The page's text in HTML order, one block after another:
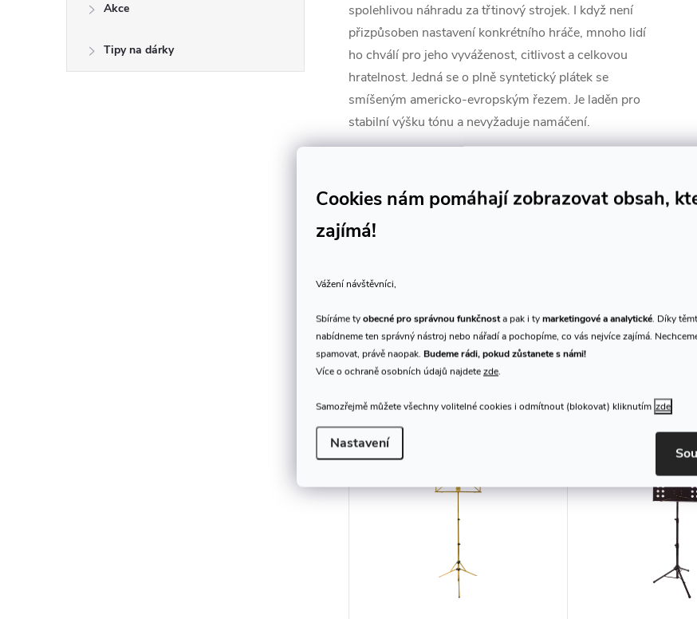
Cookies nám pomáhají zobrazovat obsah,
zajímá!
Vážení návštěvníci,
Sbíráme tyobecné pro správnou funkčnosta pak i tymarketingové a analytické. Díky
nabídneme ten správný nástroj nebo nářadí a pochopíme, co vás nejvíce zajímá.
spamovat, právě naopak. Budeme rádi, pokud zůstanete s námi!
Více o ochraně osobních údajů najdetezde.
Samozřejmě můžete všechny volitelné cookies i odmítnout (blokovat) kliknutím zde
Nastavení
Akce
Tipy na dárky
spolehlivou náhradu za třtinový strojek. I když není
přizpůsoben nastavení konkrétního hráče, mnoho lidí
ho chválí pro jeho vyváženost, citlivost a celkovou
hratelnost. Jedná se o plně syntetický plátek se
smíšeným americko-evropským řezem. Je laděn pro
stabilní výšku tónu a nevyžaduje namáčení.
model: SIGNATURE
tvrdost: medium-hard
nerozbaleného produktu.
K tomuto produktu